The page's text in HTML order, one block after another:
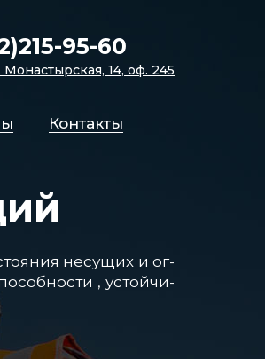
95-60
14, оф. 245
Кон­так­ты
не­су­щих и ог­
, ус­той­чи­